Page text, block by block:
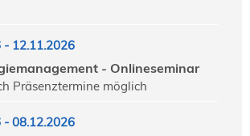
- 12.11.2026
- Onlineseminar
Präsenztermine möglich
- 08.12.2026